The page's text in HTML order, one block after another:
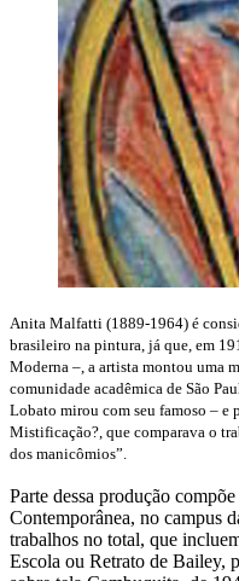
Anita Malfatti (1889-1964) é
brasileiro na pintura, já que, em
Moderna –, a artista montou uma
comunidade acadêmica de São
Lobato mirou com seu famoso – e
Mistificação?, que comparava o
dos manicômios”.
Parte dessa produção
Contemporânea, no campus
trabalhos no total, que
Escola ou Retrato de Bailey,